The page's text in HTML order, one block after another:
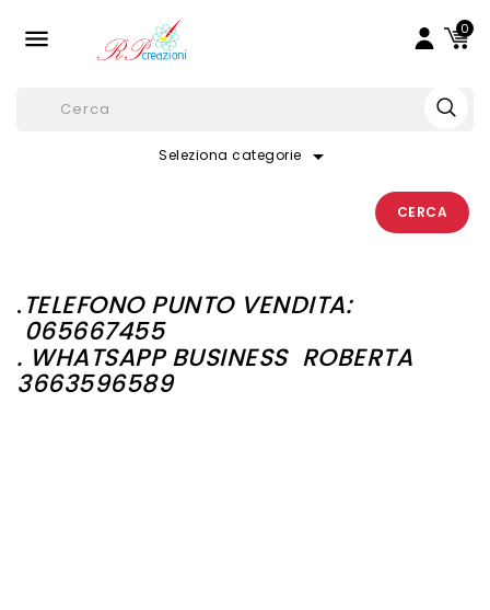
 0
Seleziona categorie arrow_drop_down
CERCA
.TELEFONO PUNTO VENDITA:
065667455
. WHATSAPP BUSINESS ROBERTA
3663596589